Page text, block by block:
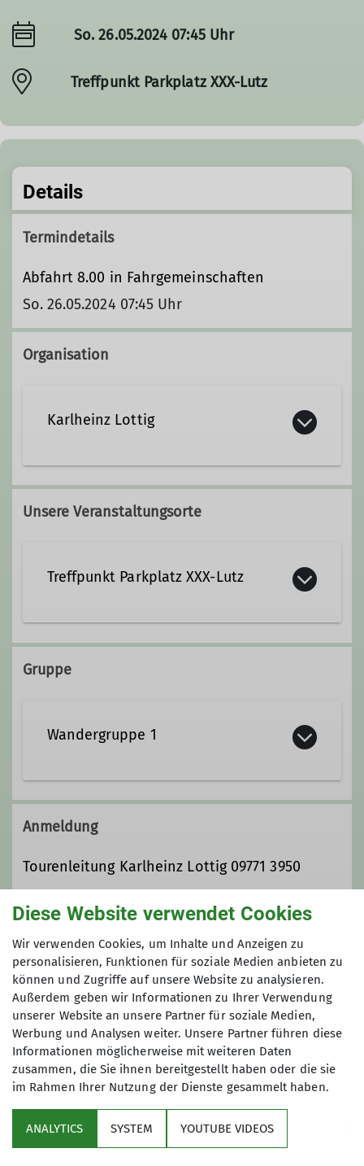
So. 26.05.2024 07:45 Uhr
Treffpunkt Parkplatz XXX-Lutz
Details
Termindetails
Abfahrt 8.00 in Fahrgemeinschaften
So. 26.05.2024 07:45 Uhr
Organisation
Karlheinz Lottig
09771/39 50
0173/9 22 22 01
Unsere Veranstaltungsorte
Treffpunkt Parkplatz XXX-Lutz
Mergentheimer Str. 59
Gruppe
Wandergruppe 1
Wir wandern regelmäßig zwischen 17
und 20 Kilometer - die Teilnahme ist
kostenfrei!
Anmeldung
Tourenleitung Karlheinz Lottig 09771 3950
Preis
kostenlos 2 x reinschnuppern, danach
Mitgliedschaftin unserem Verein
Service
Diese Website verwendet Cookies
Wir verwenden Cookies, um Inhalte und Anzeigen zu
personalisieren, Funktionen für soziale Medien anbieten zu
können und Zugriffe auf unsere Website zu analysieren.
Außerdem geben wir Informationen zu Ihrer Verwendung
unserer Website an unsere Partner für soziale Medien,
Werbung und Analysen weiter. Unsere Partner führen diese
Informationen möglicherweise mit weiteren Daten
zusammen, die Sie ihnen bereitgestellt haben oder die sie
im Rahmen Ihrer Nutzung der Dienste gesammelt haben.
ANALYTICS SYSTEM YOUTUBE VIDEOS